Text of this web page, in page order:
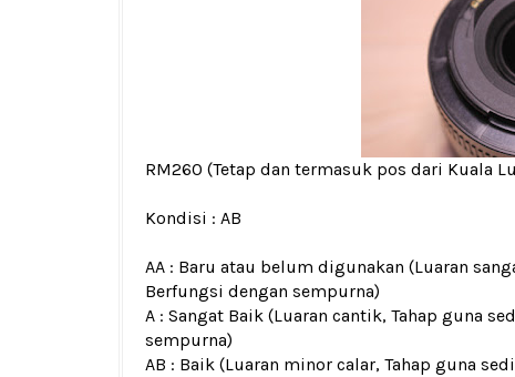
RM260 (Tetap dan termasuk pos dari Kuala
Kondisi : AB
AA : Baru atau belum digunakan (Luaran
Berfungsi dengan sempurna)
A : Sangat Baik (Luaran cantik, Tahap guna
sempurna)
AB : Baik (Luaran minor calar, Tahap guna